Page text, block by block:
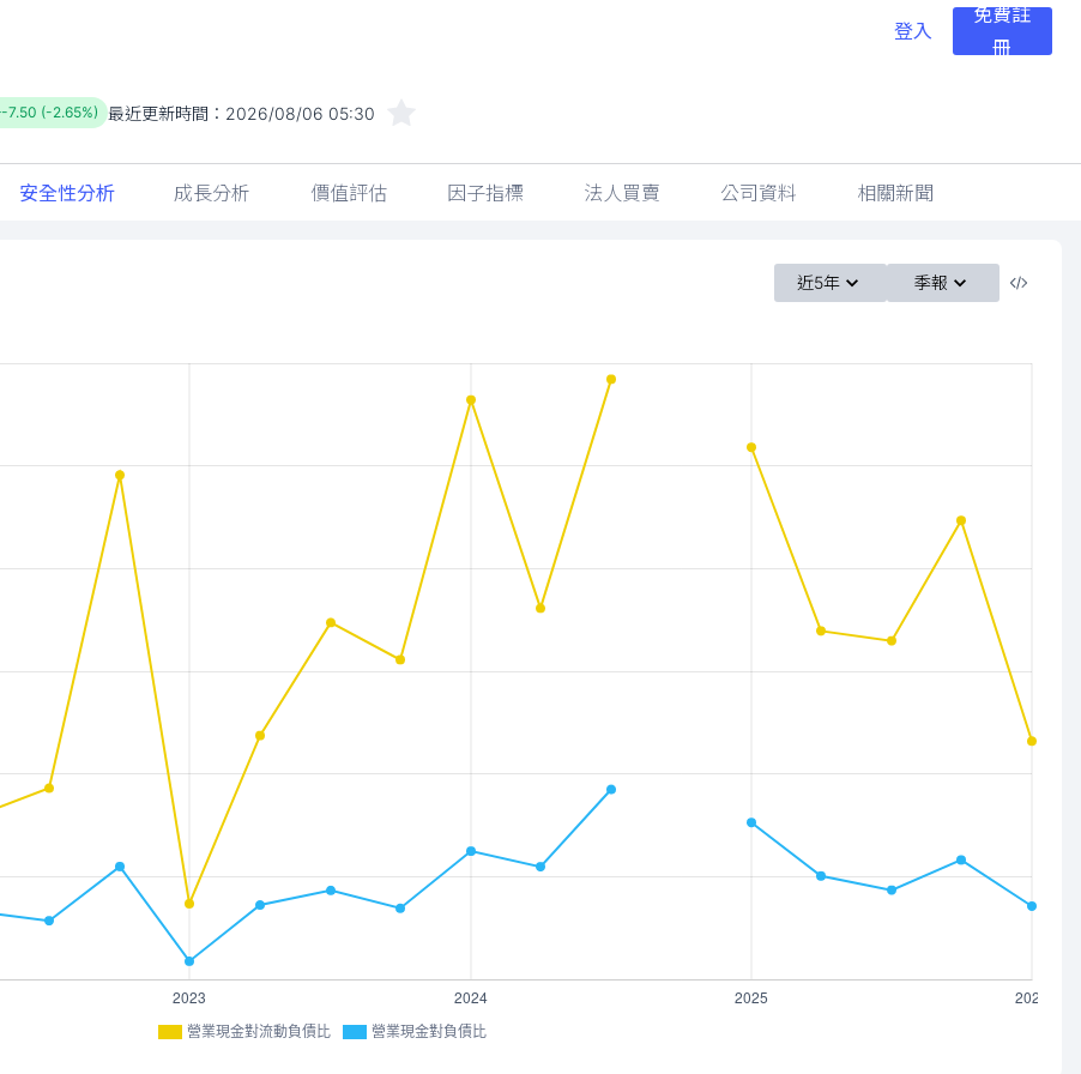
登入
免費註
冊
-7.50 (-2.65%) 最近更新時間： 2026/08/06 05:30
安全性分析 成長分析 價值評估 因子指標 法人買賣 公司資料 相關新聞
近5年 季報
營業現金對流動負債比 營業現金對負債比